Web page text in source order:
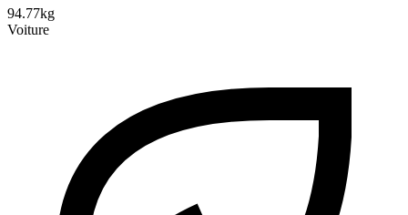
94.77kg
Voiture